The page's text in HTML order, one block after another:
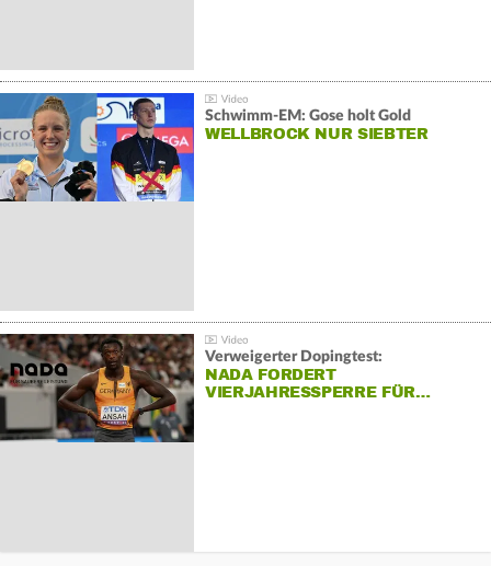
Schwimm-EM: Gose holt Gold
WELLBROCK NUR SIEBTER
Verweigerter Dopingtest:
NADA FORDERT
VIERJAHRESSPERRE FÜR…